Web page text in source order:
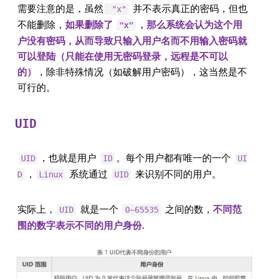
需要注意的是，虽然 "x"
并不表示真正的密码，但也
不能删除， 如果删除了 "x"
，那么系统会认为这个用
户没有密码，从而导致只输入用户名而不用输入密码就
可以登陆（只能在使用无密码登录，远程是不可以
的）
，除非特殊情况（如破解用户密码），这当然是不
可行的。
UID
UID ，也就是用户 ID 。每个用户都有唯一的一个
UI
D
， Linux 系统通过 UID 来识别不同的用户。
实际上， UID 就是一个 0~65535 之间的数， 不同范
围的数字表示不同的用户身份.